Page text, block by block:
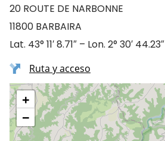
20 ROUTE DE NARBONNE
11800 BARBAIRA
Lat. 43° 11′ 8.71″ – Lon. 2° 30′ 44.23″
Ruta y acceso
+
−